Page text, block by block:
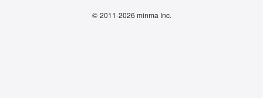
© 2011-2026 minma Inc.